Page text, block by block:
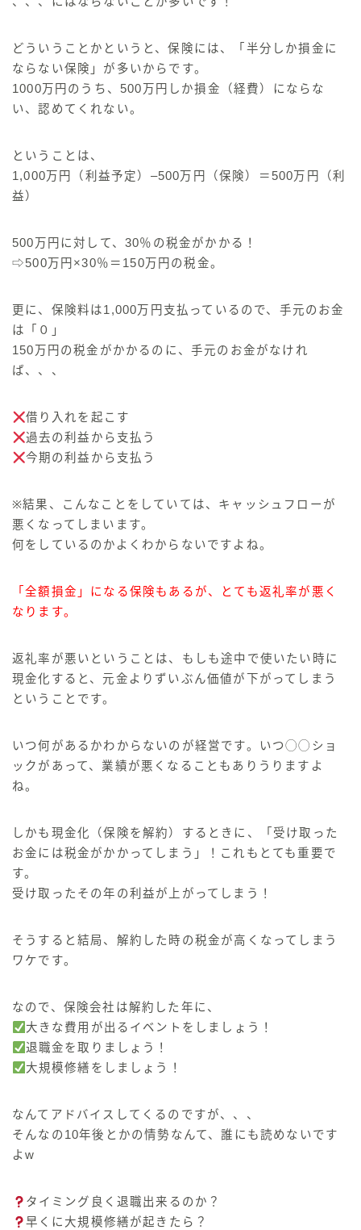
どういうことかというと、保険には、
「半分しか損金に
ならない保険」 が多いからです。
1000万円のうち、500万円しか損金（経費）にならな
い、認めてくれない。
ということは、
1,000万円（利益予定）–500万円（保険）＝500万円（利
益）
500万円に対して、30％の税金がかかる！
⇨500万円×30％＝150万円の税金。
更に、保険料は1,000万円支払っているので、手元のお金
は「０」
150万円の税金がかかるのに、手元のお金がなけれ
ば、、、
借り入れを起こす
過去の利益から支払う
今期の利益から支払う
※結果、こんなことをしていては、キャッシュフローが
悪くなってしまいます。
何をしているのかよくわからないですよね。
「全額損金」になる保険もあるが、とても返礼率が悪く
なります。
返礼率が悪いということは、もしも途中で使いたい時に
現金化すると、元金よりずいぶん価値が下がってしまう
ということです。
いつ何があるかわからないのが経営です。
いつ◯◯ショ
ックがあって、業績が悪くなることもありうりますよ
ね。
しかも現金化（保険を解約）するときに、「受け取った
お金には税金がかかってしまう」！これもとても重要で
す。
受け取ったその年の利益が上がってしまう！
そうすると結局、解約した時の税金が高くなってしまう
ワケです。
なので、保険会社は解約した年に、
大きな費用が出るイベントをしましょう！
退職金を取りましょう！
大規模修繕をしましょう！
なんてアドバイスしてくるのですが、、、
そんなの 10年後とかの情勢なんて、誰にも読めないです
よw
タイミング良く退職出来るのか？
早くに大規模修繕が起きたら？